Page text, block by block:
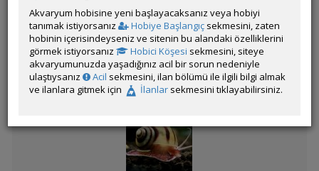
Liste
Red tail big ear ribbon
yavrum
Blue lace big dorsal
Akvaryum hobisine yeni başlayacaksanız veya hobiyi
tanımak istiyorsanız
Hobiye Başlangıç sekmesini, zaten
hobinin içerisindeyseniz ve sitenin bu alandaki özelliklerini
görmek istiyorsanız
Hobici Köşesi sekmesini, siteye
akvaryumunuzda yaşadığınız acil bir sorun nedeniyle
ulaştıysanız
Acil sekmesini, ilan bölümü ile ilgili bilgi almak
ve ilanlara gitmek için
İlanlar sekmesini tıklayabilirsiniz.